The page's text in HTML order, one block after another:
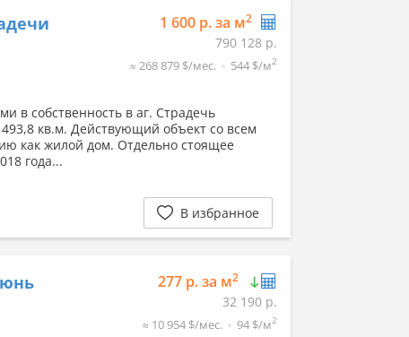
1 600 р. за м2
790 128 р.
≈ 268 879 $/мес. 544 $/м2
в собственность в аг. Страдечь
кв.м. Действующий объект со всем
как жилой дом. Отдельно стоящее
года...
В избранное
277 р. за м2
32 190 р.
≈ 10 954 $/мес. 94 $/м2